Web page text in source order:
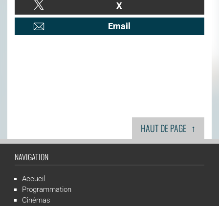
X
Email
HAUT DE PAGE ↑
NAVIGATION
Accueil
Programmation
Cinémas